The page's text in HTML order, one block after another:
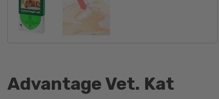
Advantage Vet. Kat